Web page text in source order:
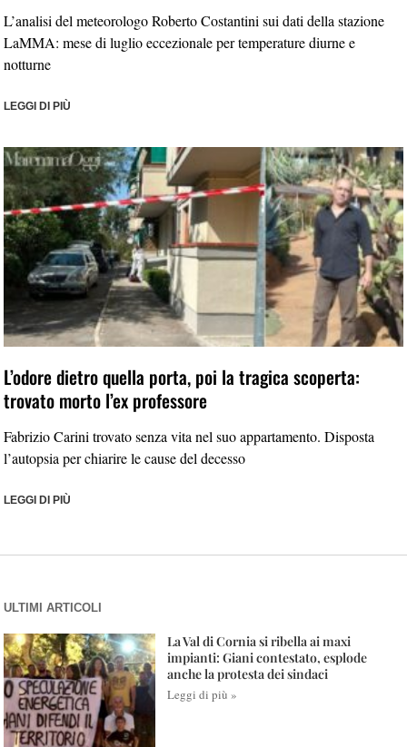
L’analisi del meteorologo Roberto Costantini sui dati della stazione
LaMMA: mese di luglio eccezionale per temperature diurne e
notturne
LEGGI DI PIÙ
L’odore dietro quella porta, poi la tragica scoperta:
trovato morto l’ex professore
Fabrizio Carini trovato senza vita nel suo appartamento. Disposta
l’autopsia per chiarire le cause del decesso
LEGGI DI PIÙ
ULTIMI ARTICOLI
La Val di Cornia si ribella ai maxi
impianti: Giani contestato, esplode
anche la protesta dei sindaci
Leggi di più »